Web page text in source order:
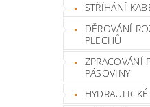
STŘÍHÁNÍ
DĚROVÁNÍ
PLECHŮ
ZPRACOVÁNÍ
PÁSOVINY